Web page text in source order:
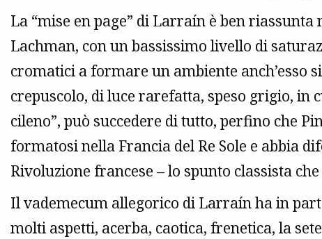
La “mise en page” di Larraín è ben riassunta
Lachman, con un bassissimo livello di
cromatici a formare un ambiente anch’esso
crepuscolo, di luce rarefatta, speso grigio, in
cileno”, può succedere di tutto, perfino che
formatosi nella Francia del Re Sole e abbia
Rivoluzione francese – lo spunto classista
Il vademecum allegorico di Larraín ha in
molti aspetti, acerba, caotica, frenetica, la